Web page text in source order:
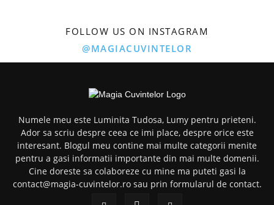
FOLLOW US ON INSTAGRAM
@MAGIACUVINTELOR
Numele meu este Luminita Tudosa, Lumy pentru prieteni.
Ador sa scriu despre ceea ce imi place, despre orice este
interesant. Blogul meu contine mai multe categorii menite
pentru a gasi informatii importante din mai multe domenii.
Cine doreste sa colaboreze cu mine ma puteti gasi la
contact@magia-cuvintelor.ro sau prin formularul de contact.